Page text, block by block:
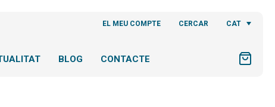
EL MEU COMPTE CERCAR CAT
BLOG CONTACTE